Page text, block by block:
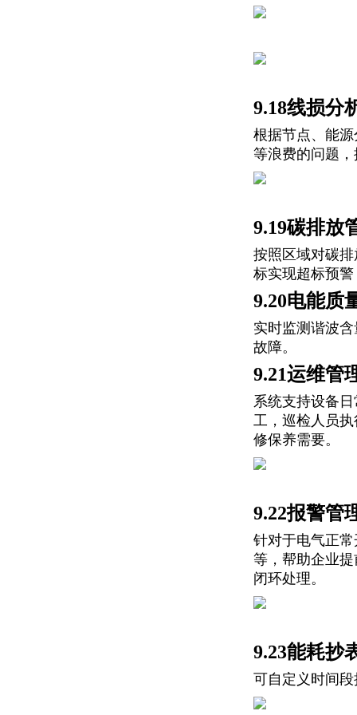
9.18线损分
根据节点、能
等浪费的问题
9.19碳排放
按照区域对碳
标实现超标预
9.20电能质
实时监测谐波
故障。
9.21运维管
系统支持设备
工，巡检人员
修保养需要。
9.22报警管
针对于电气正
等，帮助企业
闭环处理。
9.23能耗抄
可自定义时间